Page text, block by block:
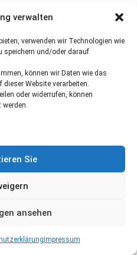
verwalten
verwenden wir Technologien wie
speichern und/oder darauf
können wir Daten wie das
Website verarbeiten.
oder widerrufen, können
werden.
Sie
ansehen
Impressum